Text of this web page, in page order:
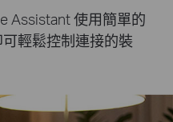
Assistant 使用簡單的
輕鬆控制連接的裝